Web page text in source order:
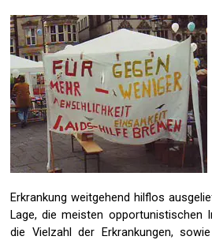
Erkrankung weitgehend hilflos
Lage, die meisten opportunistischen
die Vielzahl der Erkrankungen,